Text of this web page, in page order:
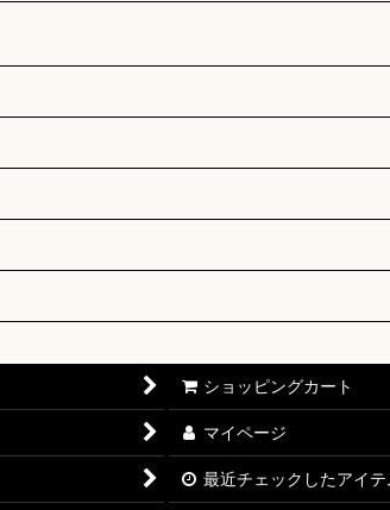
ショッピングカート
マイページ
最近チェックしたアイテ